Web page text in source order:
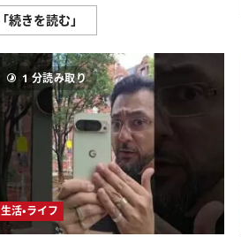
「続きを読む」
is
Sending
Your
App
&
Browsing
History
to
Microsoft
#Shorts
に
つ
い
て
さ
ら
1 分読み取り
生活・ライフ